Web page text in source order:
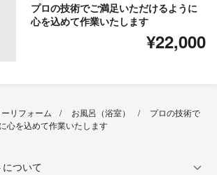
プロの技術でご満足いただけるように
心を込めて作業いたします
¥22,000
リフォーム お風呂（浴室）
プロの技術で
心を込めて作業いたします
ついて